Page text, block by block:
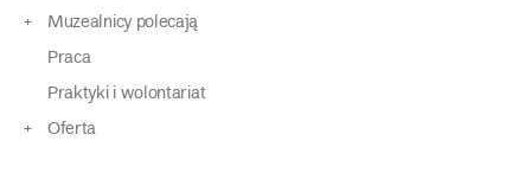
Muzealnicy polecają
Praca
Praktyki i wolontariat
Oferta